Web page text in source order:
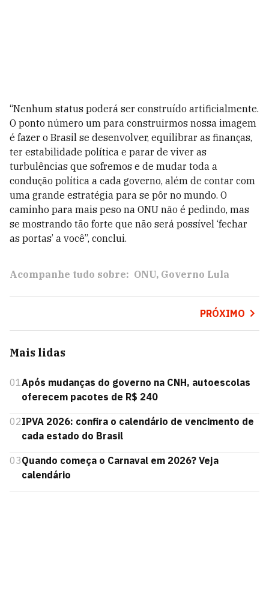
“Nenhum status poderá ser construído artificialmente.
O ponto número um para construirmos nossa imagem
é fazer o Brasil se desenvolver, equilibrar as finanças,
ter estabilidade política e parar de viver as
turbulências que sofremos e de mudar toda a
condução política a cada governo, além de contar com
uma grande estratégia para se pôr no mundo. O
caminho para mais peso na ONU não é pedindo, mas
se mostrando tão forte que não será possível ‘fechar
as portas’ a você”, conclui.
Acompanhe tudo sobre: ONU Governo Lula
PRÓXIMO
Mais lidas
01Após mudanças do governo na CNH, autoescolas
oferecem pacotes de R$ 240
02IPVA 2026: confira o calendário de vencimento de
cada estado do Brasil
03Quando começa o Carnaval em 2026? Veja
calendário